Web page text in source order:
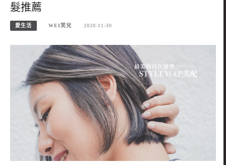
髮推薦
愛生活 WEI笑兒 2020-11-30